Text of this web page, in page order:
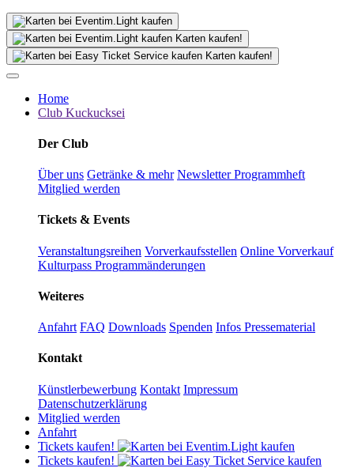
Karten kaufen!
Karten kaufen!
Home
Club Kuckucksei
Der Club
Über uns Getränke & mehr NewsletterProgrammheft
Mitglied werden
Tickets & Events
Veranstaltungsreihen Vorverkaufsstellen Online Vorverkauf
Kulturpass Programmänderungen
Weiteres
Anfahrt FAQ Downloads Spenden Infos Pressematerial
Kontakt
Künstlerbewerbung Kontakt Impressum
Datenschutzerklärung
Mitglied werden
Anfahrt
Tickets kaufen!
Tickets kaufen!